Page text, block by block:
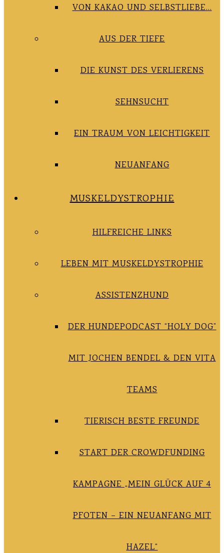
VON KAKAO UND SELBSTLIEBE…
AUS DER TIEFE
DIE KUNST DES VERLIERENS
SEHNSUCHT
EIN TRAUM VON LEICHTIGKEIT
NEUANFANG
MUSKELDYSTROPHIE
HILFREICHE LINKS
LEBEN MIT MUSKELDYSTROPHIE
ASSISTENZHUND
DER HUNDEPODCAST “HOLY DOG”
MIT JOCHEN BENDEL & DEN VITA
TEAMS
TIERISCH BESTE FREUNDE
START DER CROWDFUNDING
KAMPAGNE „MEIN GLÜCK AUF 4
PFOTEN – EIN NEUANFANG MIT
HAZEL“